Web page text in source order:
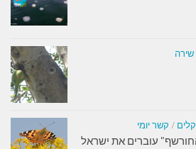
שירה
/ קשר יומי
עוברים את ישראל